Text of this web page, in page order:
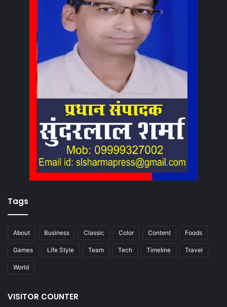
Tags
About Business Classic Color Content Foods
Games Life Style Team Tech Timeline Travel
World
VISITOR COUNTER